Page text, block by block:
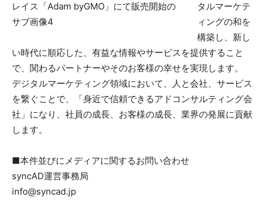
タルマーケテ
ィングの和を
構築し、新し
い時代に順応した、有益な情報やサービスを提供すること
で、関わるパートナーやそのお客様の幸せを実現します。
デジタルマーケティング領域において、人と会社、サービス
を繋ぐことで、「身近で信頼できるアドコンサルティング会
社」になり、社員の成長、お客様の成長、業界の発展に貢献
します。
■本件並びにメディアに関するお問い合わせ
syncAD運営事務局
info@syncad.jp